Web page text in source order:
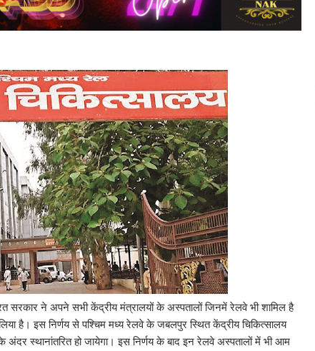
सरकार ने अपने सभी केंद्रीय मंत्रालयों के अस्पतालों जिनमें रेलवे भी शामिल है
है। इस निर्णय से पश्चिम मध्य रेलवे के जबलपुर स्थित केंद्रीय चिकित्सालय
स्थानांतरित हो जायेगा। इस निर्णय के बाद इन रेलवे अस्पतालों में भी आम